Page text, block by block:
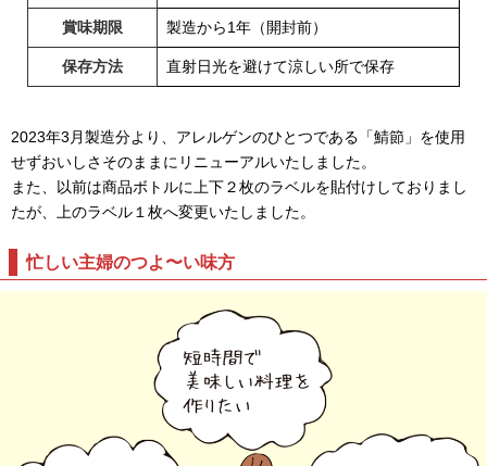
賞味期限 製造から1年（開封前）
保存方法 直射日光を避けて涼しい所で保存
2023年3月製造分より、アレルゲンのひとつである「鯖節」を使用
せずおいしさそのままにリニューアルいたしました。
また、以前は商品ボトルに上下２枚のラベルを貼付けしておりまし
たが、上のラベル１枚へ変更いたしました。
忙しい主婦のつよ〜い味方